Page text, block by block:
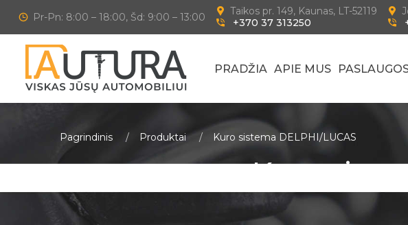
Pr-Pn: 8:00 – 18:00, Šd: 9:00 – 13:00
Taikos pr. 149, Kaunas, LT-52119
+370 37 313250
PRADŽIA APIE MUS
Pagrindinis Produktai Kuro sistema DELPHI/LUCAS
Kuro